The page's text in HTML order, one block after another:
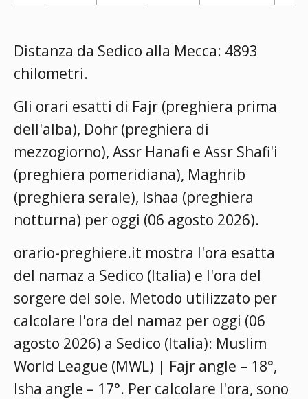
Distanza da Sedico alla Mecca: 4893
chilometri.
Gli orari esatti di Fajr (preghiera prima
dell'alba), Dohr (preghiera di
mezzogiorno), Assr Hanafi e Assr Shafi'i
(preghiera pomeridiana), Maghrib
(preghiera serale), Ishaa (preghiera
notturna) per oggi (06 agosto 2026).
orario-preghiere.it mostra l'ora esatta
del namaz a Sedico (Italia) e l'ora del
sorgere del sole. Metodo utilizzato per
calcolare l'ora del namaz per oggi (06
agosto 2026) a Sedico (Italia): Muslim
World League (MWL) | Fajr angle – 18°,
Isha angle – 17°. Per calcolare l'ora, sono